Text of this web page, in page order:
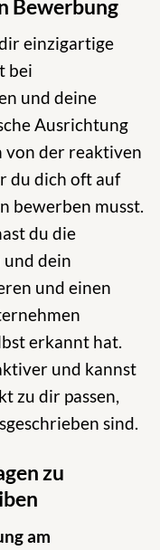
Bewerbung
einzigartige
bei
und deine
Ausrichtung
von der reaktiven
du dich oft auf
bewerben musst.
du die
dein
und einen
erkannt hat.
und kannst
zu dir passen,
sind.
zu
am